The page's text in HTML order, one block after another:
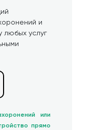
и
любых услуг
или
прямо